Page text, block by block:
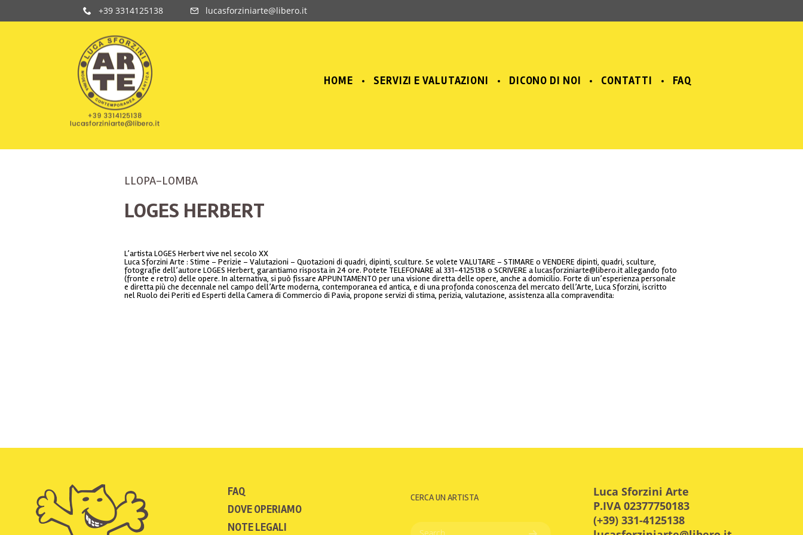
+39 3314125138 lucasforziniarte@libero.it
HOME SERVIZI E VALUTAZIONI DICONO DI NOI CONTATTI FAQ
LLOPA-LOMBA
LOGES HERBERT
L’artista LOGES Herbert vive nel secolo XX
Luca Sforzini Arte : Stime – Perizie – Valutazioni – Quotazioni di quadri, dipinti, sculture. Se volete VALUTARE – STIMARE o VENDERE dipinti, quadri, sculture,
fotografie dell’autore LOGES Herbert, garantiamo risposta in 24 ore. Potete TELEFONARE al 331-4125138 o SCRIVERE a lucasforziniarte@libero.it allegando foto
(fronte e retro) delle opere. In alternativa, si può fissare APPUNTAMENTO per una visione diretta delle opere, anche a domicilio. Forte di un’esperienza personale
e diretta più che decennale nel campo dell’Arte moderna, contemporanea ed antica, e di una profonda conoscenza del mercato dell’Arte, Luca Sforzini, iscritto
nel Ruolo dei Periti ed Esperti della Camera di Commercio di Pavia, propone servizi di stima, perizia, valutazione, assistenza alla compravendita:
FAQ
DOVE OPERIAMO
NOTE LEGALI
CERCA UN ARTISTA
Luca Sforzini Arte
P.IVA 02377750183
(+39) 331-4125138